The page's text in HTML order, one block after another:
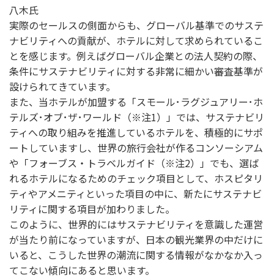
八木氏
実際のセールスの側面からも、グローバル基準でのサステ
ナビリティへの貢献が、ホテルに対して求められているこ
とを感じます。例えばグローバル企業との法人契約の際、
条件にサステナビリティに対する非常に細かい審査基準が
設けられてきています。
また、当ホテルが加盟する「スモール･ラグジュアリー･ホ
テルズ･オブ･ザ･ワールド（※注1）」では、サステナビリ
ティへの取り組みを推進しているホテルを、積極的にサポ
ートしていますし、世界の旅行会社が作るコンソーシアム
や「フォーブス・トラベルガイド（※注2）」でも、選ば
れるホテルになるためのチェック項目として、ホスピタリ
ティやアメニティといった項目の中に、新たにサステナビ
リティに関する項目が加わりました。
このように、世界的にはサステナビリティを意識した運営
が当たり前になっていますが、日本の観光業界の中だけに
いると、こうした世界の潮流に関する情報がなかなか入っ
てこない傾向にあると思います。